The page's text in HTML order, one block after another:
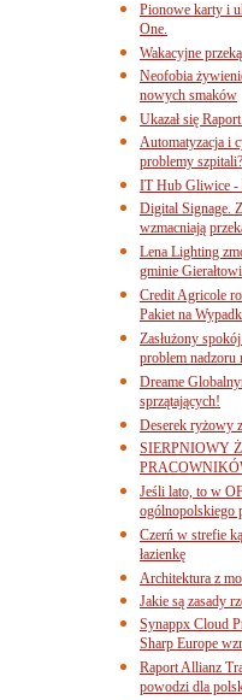
Pionowe karty i
One.
Wakacyjne
Neofobia
nowych smaków
Ukazał się
Automatyzacja i
problemy szpitali?
IT Hub Gliwice -
Digital Signage.
wzmacniają
Lena Lighting
gminie
Credit Agricole
Pakiet na
Zasłużony
problem nadzoru
Dreame
sprzątających!
Deserek ryżowy
SIERPNIOWY
Jeśli lato, to w
ogólnopolskiego
Czerń w strefie
łazienkę
Architektura z
Jakie są zasady
Synappx Cloud
Sharp Europe
Raport Allianz
powodzi dla